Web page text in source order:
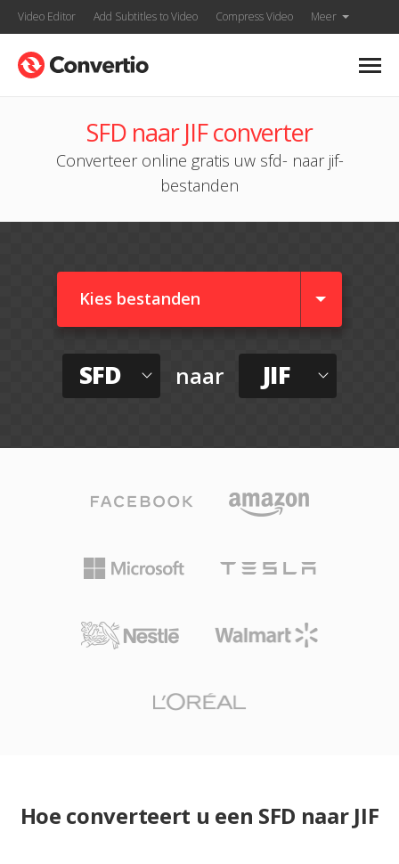
Video Editor Add Subtitles to Video Compress Video Meer
SFD naar JIF converter
Converteer online gratis uw sfd- naar jif-
bestanden
Kies bestanden
SFD naar JIF
Hoe converteert u een SFD naar JIF